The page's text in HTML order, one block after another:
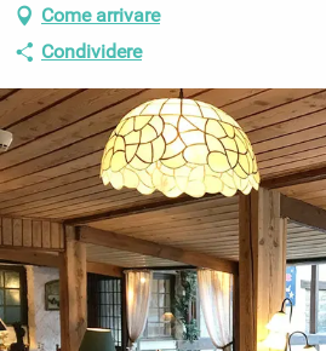
Come arrivare
Condividere